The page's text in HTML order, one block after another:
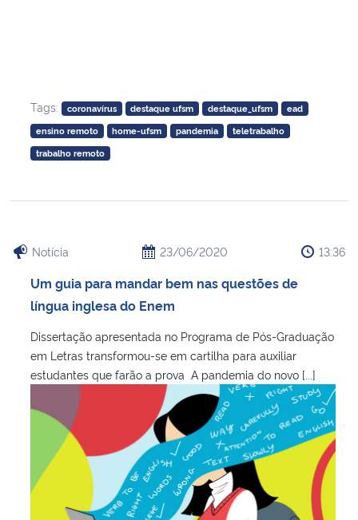
Tags: coronavírus destaque ufsm destaque_ufsm
ead
ensino remoto
home-ufsm pandemia
teletrabalho
trabalho remoto
Notícia 23/06/2020 13:36
Um guia para mandar bem nas questões de
língua inglesa do Enem
Dissertação apresentada no Programa de Pós-Graduação
em Letras transformou-se em cartilha para auxiliar
estudantes que farão a prova A pandemia do novo [...]